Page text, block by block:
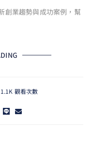
創業趨勢與成功案例，幫
1.1K 觀看次數